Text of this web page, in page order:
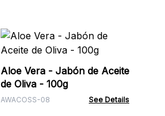
Aloe Vera - Jabón de Aceite
de Oliva - 100g
AWACOSS-08 See Details